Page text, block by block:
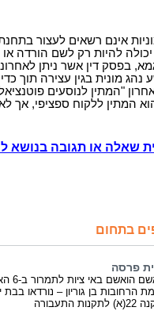
אינם רשאים לעצור בתחנת
להיות רק לשם הורדה
בפסק דין אשר ניתן
נהג מונית בגין עצירה תוך
"המתין לנוסעים
המתין ללקוח ספציפי, אך
שאלה או תגובה בנושא
בתחום
פרסה
הרחובות בן גוריון – נורדאו בבת
התעבורה